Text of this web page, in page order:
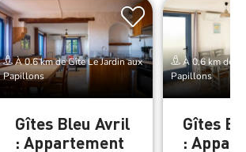
À 0.6 km de Gîte Le Jardin aux
Papillons
Gîtes Bleu Avril
: Appartement
À 0.6 km de
Papillons
Gîtes
: